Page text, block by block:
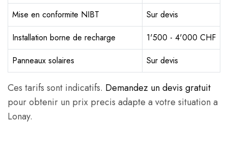
Mise en conformite NIBT
Sur devis
Installation borne de recharge
1'500 - 4'000 CHF
Panneaux solaires
Sur devis
Ces tarifs sont indicatifs. Demandez un devis gratuit
pour obtenir un prix precis adapte a votre situation a
Lonay.